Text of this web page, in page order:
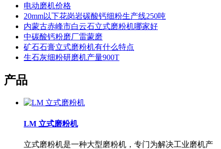
电动磨机价格
20mm以下花岗岩碳酸钙细粉生产线250吨
内蒙古赤峰市白云石立式磨粉机哪家好
中碳酸钙粉磨厂雷蒙磨
矿石石膏立式磨粉机有什么特点
生石灰细粉研磨机产量900T
产品
LM 立式磨粉机
立式磨粉机是一种大型磨粉机，专门为解决工业磨机产